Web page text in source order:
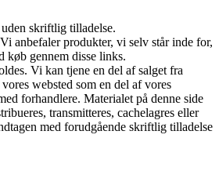
skriftlig tilladelse.
anbefaler produkter, vi selv står inde for,
køb gennem disse links.
Vi kan tjene en del af salget fra
websted som en del af vores
forhandlere. Materialet på denne side
transmitteres, cachelagres eller
med forudgående skriftlig tilladelse